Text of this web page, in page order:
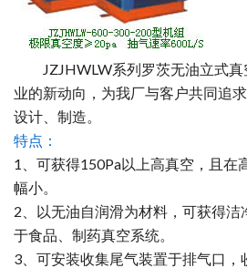
JZJHWLW系列罗茨无油立式真
业的新动向，为我厂与客户共同追
设计、制造。
特点：
1、可获得150Pa以上高真空，且在
幅小。
2、以无油自润滑为材料，可获得洁
于食品、制药真空系统。
3、可安装收集尾气装置于排气口